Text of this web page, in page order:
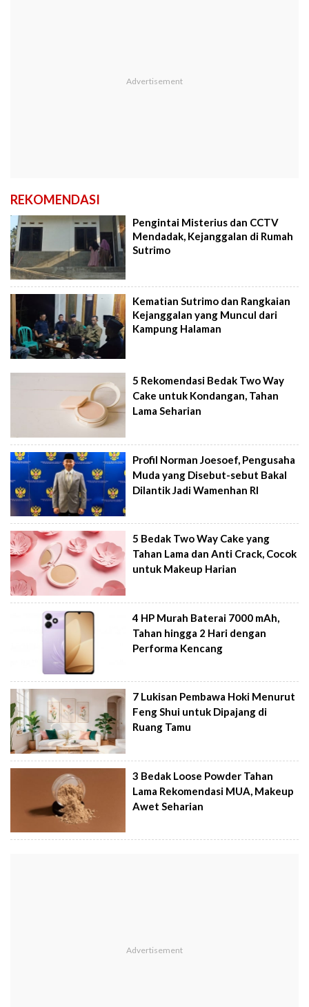
REKOMENDASI
Pengintai Misterius dan CCTV
Mendadak, Kejanggalan di Rumah
Sutrimo
Kematian Sutrimo dan Rangkaian
Kejanggalan yang Muncul dari
Kampung Halaman
5 Rekomendasi Bedak Two Way
Cake untuk Kondangan, Tahan
Lama Seharian
Profil Norman Joesoef, Pengusaha
Muda yang Disebut-sebut Bakal
Dilantik Jadi Wamenhan RI
5 Bedak Two Way Cake yang
Tahan Lama dan Anti Crack, Cocok
untuk Makeup Harian
4 HP Murah Baterai 7000 mAh,
Tahan hingga 2 Hari dengan
Performa Kencang
7 Lukisan Pembawa Hoki Menurut
Feng Shui untuk Dipajang di
Ruang Tamu
3 Bedak Loose Powder Tahan
Lama Rekomendasi MUA, Makeup
Awet Seharian